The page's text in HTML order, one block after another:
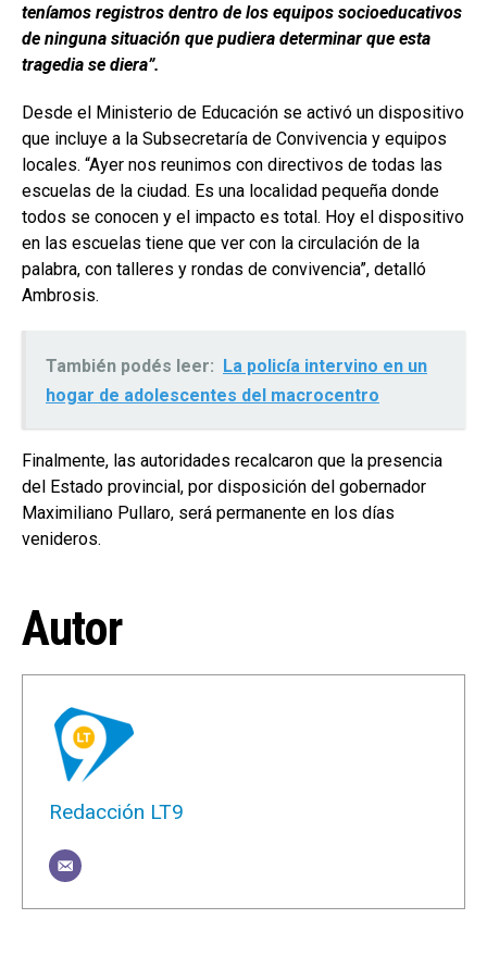
teníamos registros dentro de los equipos socioeducativos
de ninguna situación que pudiera determinar que esta
tragedia se diera”.
Desde el Ministerio de Educación se activó un dispositivo
que incluye a la Subsecretaría de Convivencia y equipos
locales. “Ayer nos reunimos con directivos de todas las
escuelas de la ciudad. Es una localidad pequeña donde
todos se conocen y el impacto es total. Hoy el dispositivo
en las escuelas tiene que ver con la circulación de la
palabra, con talleres y rondas de convivencia”, detalló
Ambrosis.
También podés leer: La policía intervino en un
hogar de adolescentes del macrocentro
Finalmente, las autoridades recalcaron que la presencia
del Estado provincial, por disposición del gobernador
Maximiliano Pullaro, será permanente en los días
venideros.
Autor
Redacción LT9